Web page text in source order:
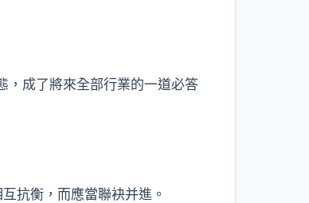
，成了將來全部行業的一道必答
抗衡，而應當聯袂并進。